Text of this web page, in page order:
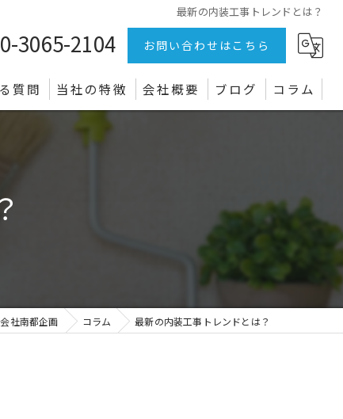
最新の内装工事トレンドとは？
3065-2104 お問い合わせはこちら
質問 当社の特徴
リフォーム
会社概要 ブログ コラム
社南都企画 コラム 最新の内装工事トレンドとは？